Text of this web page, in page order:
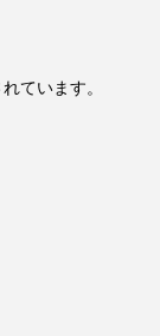
ています。